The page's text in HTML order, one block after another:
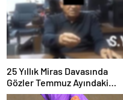
25 Yıllık Miras Davasında
Gözler Temmuz Ayındaki
Karar Duruşmasına Çevrildi